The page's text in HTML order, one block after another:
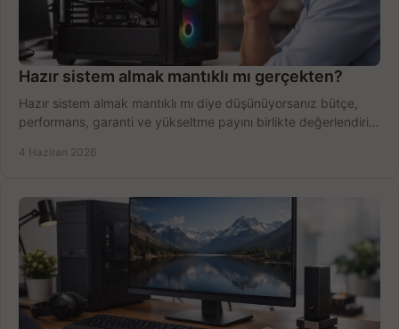
Hazır sistem almak mantıklı mı gerçekten?
Hazır sistem almak mantıklı mı diye düşünüyorsanız bütçe,
performans, garanti ve yükseltme payını birlikte değerlendirin,
4 Haziran 2026